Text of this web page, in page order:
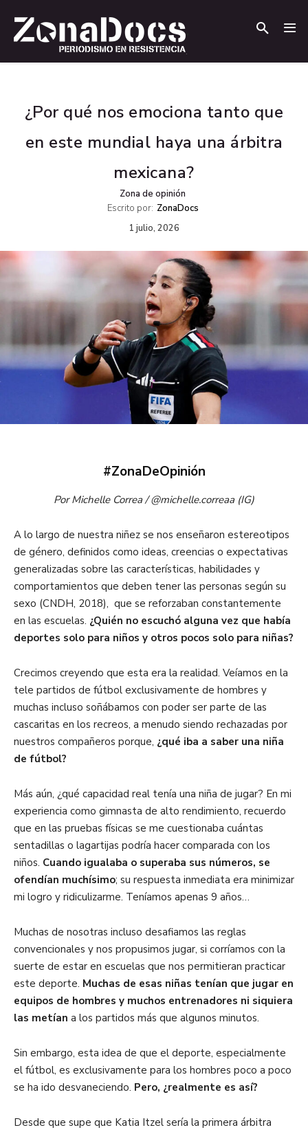
¿Por qué nos emociona tanto que
en este mundial haya una árbitra
mexicana?
Zona de opinión
Escrito por: ZonaDocs
1 julio, 2026
#ZonaDeOpinión
PorMichelle Correa /@michelle.correaa (IG)
A lo largo de nuestra niñez se nos enseñaron estereotipos
de género, definidos como ideas, creencias o expectativas
generalizadas sobre las características, habilidades y
comportamientos que deben tener las personas según su
sexo (CNDH, 2018), que se reforzaban constantemente
en las escuelas. ¿Quién no escuchó alguna vez que había
deportes solo para niños y otros pocos solo para niñas?
Crecimos creyendo que esta era la realidad. Veíamos en la
tele partidos de fútbol exclusivamente de hombres y
muchas incluso soñábamos con poder ser parte de las
cascaritas en los recreos, a menudo siendo rechazadas por
nuestros compañeros porque, ¿qué iba a saber una niña
de fútbol?
Más aún, ¿qué capacidad real tenía una niña de jugar? En mi
experiencia como gimnasta de alto rendimiento, recuerdo
que en las pruebas físicas se me cuestionaba cuántas
sentadillas o lagartijas podría hacer comparada con los
niños. Cuando igualaba o superaba sus números, se
ofendían muchísimo; su respuesta inmediata era minimizar
mi logro y ridiculizarme. Teníamos apenas 9 años…
Muchas de nosotras incluso desafiamos las reglas
convencionales y nos propusimos jugar, si corríamos con la
suerte de estar en escuelas que nos permitieran practicar
este deporte. Muchas de esas niñas tenían que jugar en
equipos de hombres y muchos entrenadores ni siquiera
las metían a los partidos más que algunos minutos.
Sin embargo, esta idea de que el deporte, especialmente
el fútbol, es exclusivamente para los hombres poco a poco
se ha ido desvaneciendo. Pero, ¿realmente es así?
Desde que supe que Katia Itzel sería la primera árbitra